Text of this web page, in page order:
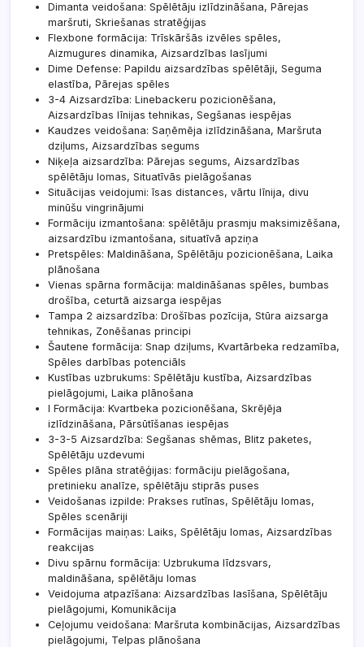
Dimanta veidošana: Spēlētāju izlīdzināšana, Pārejas
maršruti, Skriešanas stratēģijas
Flexbone formācija: Trīskāršās izvēles spēles,
Aizmugures dinamika, Aizsardzības lasījumi
Dime Defense: Papildu aizsardzības spēlētāji, Seguma
elastība, Pārejas spēles
3-4 Aizsardzība: Linebackeru pozicionēšana,
Aizsardzības līnijas tehnikas, Segšanas iespējas
Kaudzes veidošana: Saņēmēja izlīdzināšana, Maršruta
dziļums, Aizsardzības segums
Niķeļa aizsardzība: Pārejas segums, Aizsardzības
spēlētāju lomas, Situatīvās pielāgošanas
Situācijas veidojumi: īsas distances, vārtu līnija, divu
minūšu vingrinājumi
Formāciju izmantošana: spēlētāju prasmju maksimizēšana,
aizsardzību izmantošana, situatīvā apziņa
Pretspēles: Maldināšana, Spēlētāju pozicionēšana, Laika
plānošana
Vienas spārna formācija: maldināšanas spēles, bumbas
drošība, ceturtā aizsarga iespējas
Tampa 2 aizsardzība: Drošības pozīcija, Stūra aizsarga
tehnikas, Zonēšanas principi
Šautene formācija: Snap dziļums, Kvartārbeka redzamība,
Spēles darbības potenciāls
Kustības uzbrukums: Spēlētāju kustība, Aizsardzības
pielāgojumi, Laika plānošana
I Formācija: Kvartbeka pozicionēšana, Skrējēja
izlīdzināšana, Pārsūtīšanas iespējas
3-3-5 Aizsardzība: Segšanas shēmas, Blitz paketes,
Spēlētāju uzdevumi
Spēles plāna stratēģijas: formāciju pielāgošana,
pretinieku analīze, spēlētāju stiprās puses
Veidošanas izpilde: Prakses rutīnas, Spēlētāju lomas,
Spēles scenāriji
Formācijas maiņas: Laiks, Spēlētāju lomas, Aizsardzības
reakcijas
Divu spārnu formācija: Uzbrukuma līdzsvars,
maldināšana, spēlētāju lomas
Veidojuma atpazīšana: Aizsardzības lasīšana, Spēlētāju
pielāgojumi, Komunikācija
Ceļojumu veidošana: Maršruta kombinācijas, Aizsardzības
pielāgojumi, Telpas plānošana